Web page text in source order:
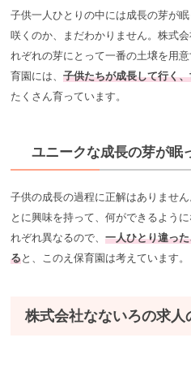
子供一人ひとりの中には成長の芽が
咲くのか、まだわかりません。株式
れぞれの芽にとって一番の土壌を用
育園には、子供たちが成長して行く
たくさん育っています。
ユニークな成長の芽が眠
子供の成長の過程に正解はありませ
とに興味を持って、何ができるよう
れぞれ異なるので、一人ひとり違っ
ると、このえ保育園は考えています。
株式会社なないろの求人